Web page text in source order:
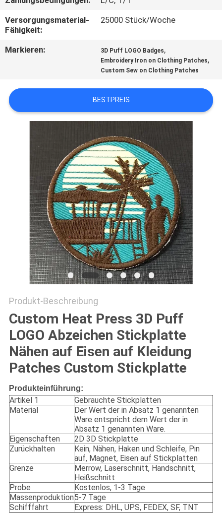
IN
VERBINDUNG
FORDERN
ZITAT
SITEMAP
PRIVACY
POLICY
Versorgungsmaterial-
Fähigkeit:
25000 Stück/Woche
Markieren: 3D Puff LOGO Badges,
Embroidery Iron on Clothing Patches,
Custom Sew on Clothing Patches
BESTPREIS
Produkt-Beschreibung
Custom Heat Press 3D Puff
LOGO Abzeichen Stickplatte
Nähen auf Eisen auf Kleidung
Patches Custom Stickplatte
Produkteinführung:
Artikel 1
Gebrauchte Stickplatten
Material
Der Wert der in Absatz 1 genannten
Ware entspricht dem Wert der in
Absatz 1 genannten Ware.
Eigenschaften
2D 3D Stickplatte
Zurückhalten
Kein, Nähen, Haken und Schleife, Pin
auf, Magnet, Eisen auf Stickplatten
Grenze
Merrow, Laserschnitt, Handschnitt,
Heißschnitt
Probe
Kostenlos, 1-3 Tage
Massenproduktion5-7 Tage
Schifffahrt
Express: DHL, UPS, FEDEX, SF, TNT